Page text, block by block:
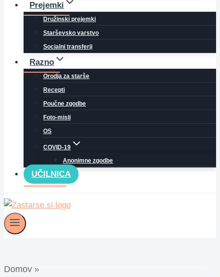
Prejemki
Družinski prejemki
Starševsko varstvo
Socialni transferji
Razno
Orodja za starše
Recepti
Poučne zgodbe
Foto-misli
OS
COVID-19
Anonimne zgodbe
UČILNICA
Domov »